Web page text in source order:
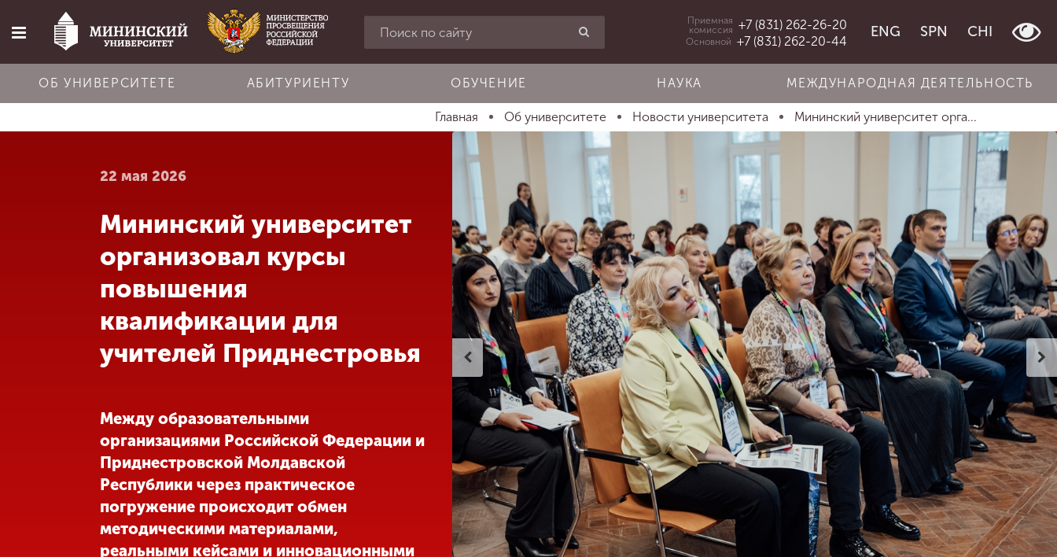
Главная
Об университете
Абитуриенту
Обучение
Другие виды
деятельности
Студенческая
Приемная
комиссия +7 (831) 262-26-20
Основной +7 (831) 262-20-44
ENG SPN CHI
ОБ УНИВЕРСИТЕТЕ АБИТУРИЕНТУ ОБУЧЕНИЕ НАУКА МЕЖДУНАРОДНАЯ ДЕЯТЕЛЬНОСТЬ
Главная Об университете Новости университета Мининский университет орга...
22 мая 2026
Мининский университет
организовал курсы
повышения
квалификации для
учителей Приднестровья
Между образовательными
организациями Российской Федерации и
Приднестровской Молдавской
Республики через практическое
погружение происходит обмен
методическими материалами,
реальными кейсами и инновационными